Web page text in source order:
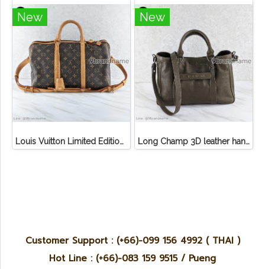
New
Louis Vuitton Limited Edition Monogram Canvas Sofia Coppola SC Bag
New
Long Champ 3D leather handbag
Customer Support : (+66)-099 156 4992 ( THAI )
Hot Line : (+66)-083 159 9515 / Pueng